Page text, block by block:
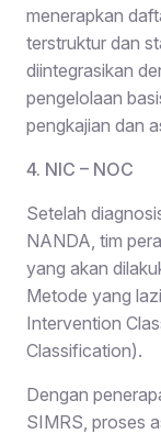
menerapkan
terstruktur dan
diintegrasikan
pengelolaan
pengkajian dan
4. NIC – NOC
Setelah
NANDA, tim
yang akan
Metode yang
Intervention
Classification).
Dengan
SIMRS, proses